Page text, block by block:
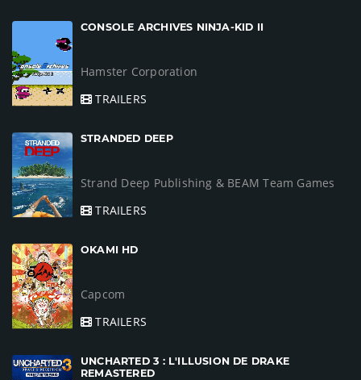
CONSOLE ARCHIVES NINJA-KID II
Hamster Corporation
TRAILERS
STRANDED DEEP
Strand Deep Publishing & BEAM Team Games
TRAILERS
OKAMI HD
Capcom
TRAILERS
UNCHARTED 3 : L'ILLUSION DE DRAKE
REMASTERED